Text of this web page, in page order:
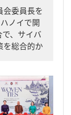
会委員長を
ノイで開
、サイバ
を総合的か